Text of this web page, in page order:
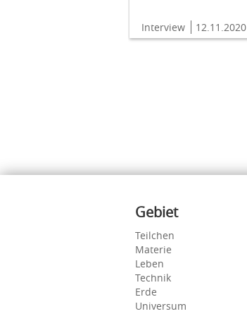
Interview 12.11.2020
Inhalte
Gebiet
Teilchen
Materie
Leben
Technik
Erde
Universum